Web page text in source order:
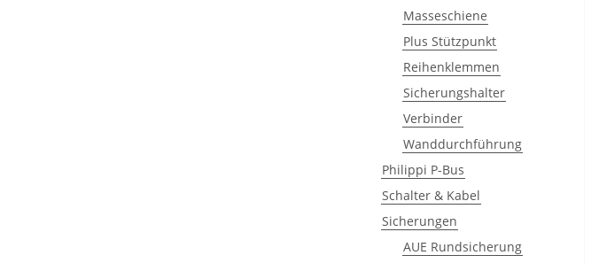
Masseschiene
Plus Stützpunkt
Reihenklemmen
Sicherungshalter
Verbinder
Wanddurchführung
Philippi P-Bus
Schalter & Kabel
Sicherungen
AUE Rundsicherung